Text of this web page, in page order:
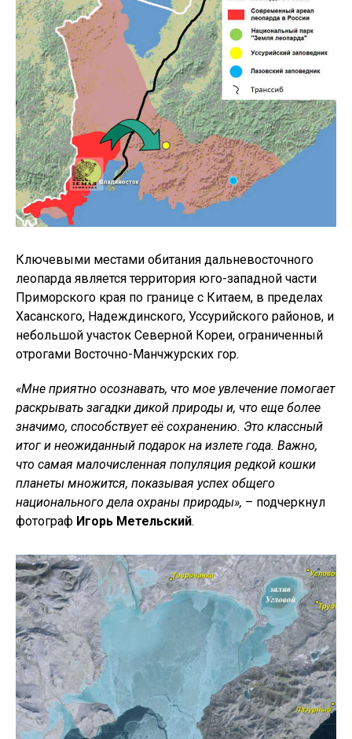
Ключевыми местами обитания дальневосточного
леопарда является территория юго-западной части
Приморского края по границе с Китаем, в пределах
Хасанского, Надеждинского, Уссурийского районов, и
небольшой участок Северной Кореи, ограниченный
отрогами Восточно-Манчжурских гор.
«Мне приятно осознавать, что мое увлечение помогает
раскрывать загадки дикой природы и, что еще более
значимо, способствует её сохранению. Это классный
итог и неожиданный подарок на излете года. Важно,
что самая малочисленная популяция редкой кошки
планеты множится, показывая успех общего
национального дела охраны природы», – подчеркнул
фотограф Игорь Метельский.